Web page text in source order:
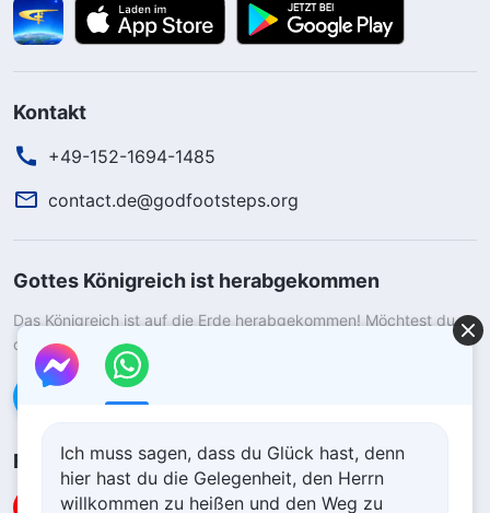
Kontakt
+49-152-1694-1485
contact.de@godfootsteps.org
Gottes Königreich ist herabgekommen
Das Königreich ist auf die Erde herabgekommen! Möchtest du
das Königreich Gottes betreten?
Kontaktiere uns über WhatsApp
Folge unsIch muss sagen, dass du Glück hast, denn
hier hast du die Gelegenheit, den Herrn
willkommen zu heißen und den Weg zu